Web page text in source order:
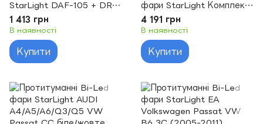
StarLight DAF-105 + DRL
(XF. CF. LF)
1 413 грн
В наявності
Купити
фари StarLight Комплект
протитуманних BI-LED
фар BMW 1-4 series F20-
F23/F30-F36/F45/F80-
F83 біле/жовте ближнє/
дальнє світло 3" ПТФ
4 191 грн
В наявності
Купити